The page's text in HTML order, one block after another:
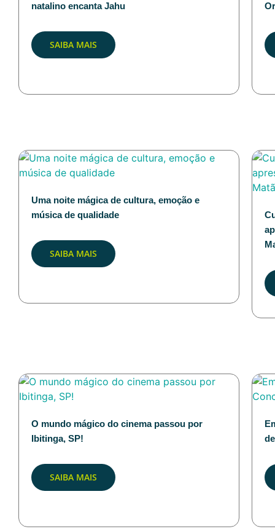
natalino encanta Jahu
SAIBA MAIS
Uma noite mágica de cultura, emoção e
música de qualidade
SAIBA MAIS
O mundo mágico do cinema passou por
Ibitinga, SP!
SAIBA MAIS